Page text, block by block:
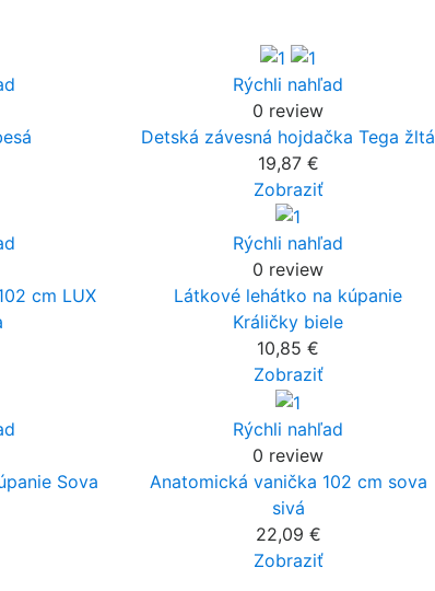
Rýchli nahľad
0 review
Detská závesná hojdačka Tega žltá
19,87 €
Zobraziť
cm LUX
Rýchli nahľad
0 review
Látkové lehátko na kúpanie
Králičky biele
10,85 €
Zobraziť
Sova
Rýchli nahľad
0 review
Anatomická vanička 102 cm sova
sivá
22,09 €
Zobraziť